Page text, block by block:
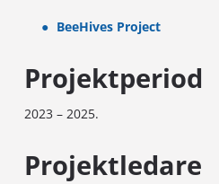
BeeHives Project
Projektperiod
2023 – 2025.
Projektledare